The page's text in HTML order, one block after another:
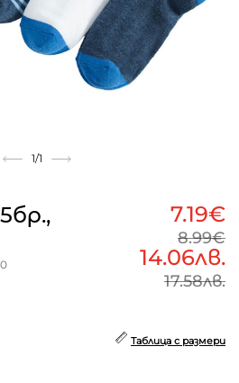
1/1
7.19€
8.99€
14.06лв.
17.58лв.
Таблица с размери